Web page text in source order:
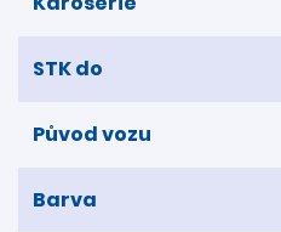
STK do
Původ vozu
Barva